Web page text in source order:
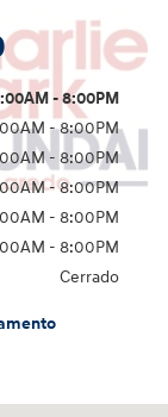
- 8:00PM
- 8:00PM
- 8:00PM
- 8:00PM
- 8:00PM
- 8:00PM
Cerrado